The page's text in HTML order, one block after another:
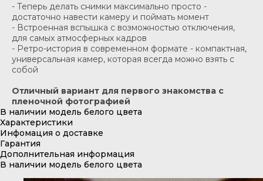
- Теперь делать снимки максимально просто -
достаточно навести камеру и поймать момент
- Встроенная вспышка с возможностью отключения,
для самых атмосферных кадров
- Ретро-история в современном формате - компактная,
универсальная камер, которая всегда можно взять с
собой
Отличный вариант для первого знакомства с
пленочной фотографией
В наличии модель белого цвета
Характеристики
Инфомация о доставке
Гарантия
Дополнительная информация
В наличии модель белого цвета